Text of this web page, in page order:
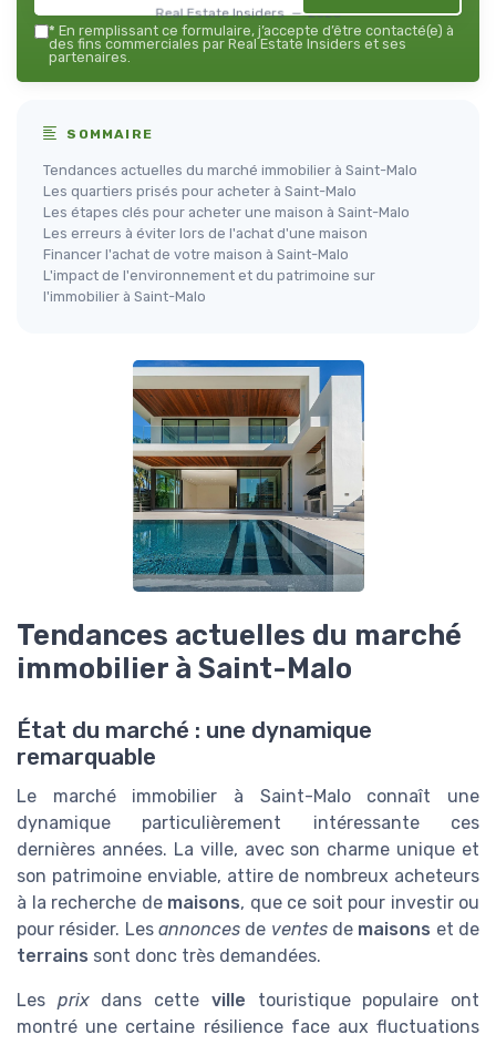
Real Estate Insiders — 2026
* En remplissant ce formulaire, j’accepte d’être contacté(e) à
des fins commerciales par Real Estate Insiders et ses
partenaires.
SOMMAIRE
Tendances actuelles du marché immobilier à Saint-Malo
Les quartiers prisés pour acheter à Saint-Malo
Les étapes clés pour acheter une maison à Saint-Malo
Les erreurs à éviter lors de l'achat d'une maison
Financer l'achat de votre maison à Saint-Malo
L'impact de l'environnement et du patrimoine sur
l'immobilier à Saint-Malo
Tendances actuelles du marché
immobilier à Saint-Malo
État du marché : une dynamique
remarquable
Le marché immobilier à Saint-Malo connaît une
dynamique particulièrement intéressante ces
dernières années. La ville, avec son charme unique et
son patrimoine enviable, attire de nombreux acheteurs
à la recherche de maisons, que ce soit pour investir ou
pour résider. Les annonces de ventesde maisons et de
terrains sont donc très demandées.
Les prixdans cette ville touristique populaire ont
montré une certaine résilience face aux fluctuations